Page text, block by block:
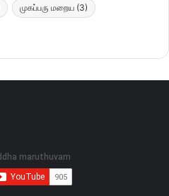
முகப்பரு மறைய (3)